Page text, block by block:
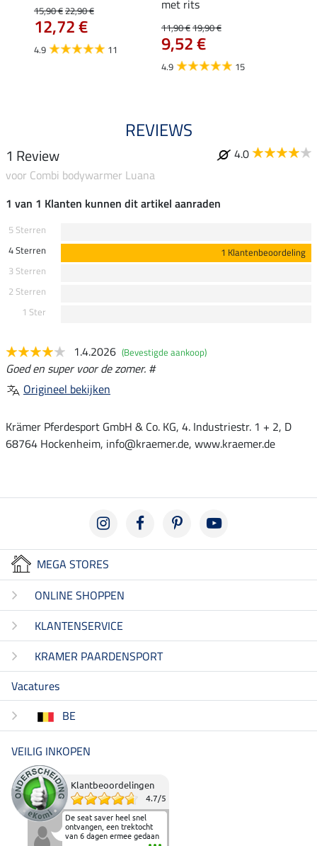
15,90 €22,90 €
12,72 €
4.9 11
met rits
11,90 €19,90 €
9,52 €
4.9 15
REVIEWS
1 Review
4.0
voor Combi bodywarmer Luana
1 van 1 Klanten kunnen dit artikel aanraden
5 Sterren
4 Sterren
1 Klantenbeoordeling
3 Sterren
2 Sterren
1 Ster
1.4.2026 (Bevestigde aankoop)
Goed en super voor de zomer. #
Origineel bekijken
Krämer Pferdesport GmbH & Co. KG, 4. Industriestr. 1 + 2, D
68764 Hockenheim, info@kraemer.de, www.kraemer.de
MEGA STORES
ONLINE SHOPPEN
KLANTENSERVICE
KRAMER PAARDENSPORT
Vacatures
BE
VEILIG INKOPEN
Klantbeoordelingen
4.7/5
De seat saver heel snel
ontvangen, een trektocht
van 6 dagen ermee gedaan